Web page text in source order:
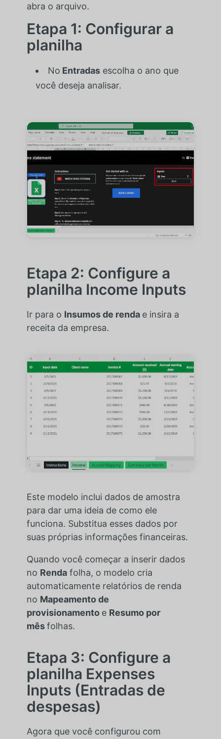
abra o arquivo.
Etapa 1: Configurar a
planilha
No Entradasescolha o ano que
você deseja analisar.
Etapa 2: Configure a
planilha Income Inputs
Ir para o Insumos de renda e insira a
receita da empresa.
Este modelo inclui dados de amostra
para dar uma ideia de como ele
funciona. Substitua esses dados por
suas próprias informações financeiras.
Quando você começar a inserir dados
no Rendafolha, o modelo cria
automaticamente relatórios de renda
no Mapeamento de
provisionamento e Resumo por
mêsfolhas.
Etapa 3: Configure a
planilha Expenses
Inputs (Entradas de
despesas)
Agora que você configurou com